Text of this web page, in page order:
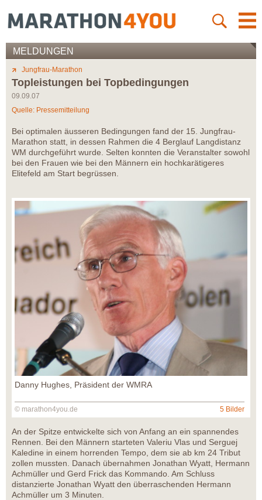
MELDUNGEN
Jungfrau-Marathon
Topleistungen bei Topbedingungen
09.09.07
Quelle: Pressemitteilung
Bei optimalen äusseren Bedingungen fand der 15. Jungfrau-
Marathon statt, in dessen Rahmen die 4 Berglauf Langdistanz
WM durchgeführt wurde. Selten konnten die Veranstalter sowohl
bei den Frauen wie bei den Männern ein hochkarätigeres
Elitefeld am Start begrüssen.
Danny Hughes, Präsident der WMRA
© marathon4you.de 5 Bilder
An der Spitze entwickelte sich von Anfang an ein spannendes
Rennen. Bei den Männern starteten Valeriu Vlas und Serguej
Kaledine in einem horrenden Tempo, dem sie ab km 24 Tribut
zollen mussten. Danach übernahmen Jonathan Wyatt, Hermann
Achmüller und Gerd Frick das Kommando. Am Schluss
distanzierte Jonathan Wyatt den überraschenden Hermann
Achmüller um 3 Minuten.